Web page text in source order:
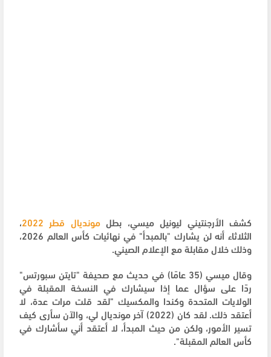
كشف الأرجنتيني ليونيل ميسي، بطلمونديال قطر 2022
،
الثلاثاء أنه لن يشارك "بالمبدأ" في نهائيات كأس العالم 2026،
وذلك خلال مقابلة مع الإعلام الصيني.
وقال ميسي (35 عامًا) في حديث مع صحيفة "تايتن سبورتس"
ردًا على سؤال عما إذا سيشارك في النسخة المقبلة في
الولايات المتحدة وكندا والمكسيك "لقد قلت مرات عدة، لا
أعتقد ذلك. لقد كان (2022) آخر مونديال لي، والآن سأرى كيف
تسير الأمور، ولكن من حيث المبدأ، لا أعتقد أني سأشارك في
كأس العالم المقبلة".